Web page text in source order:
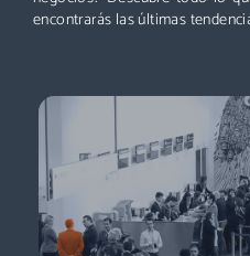
encontrarás las últimas